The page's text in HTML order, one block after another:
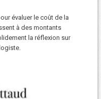
évaluer le coût de la
à des montants
la réflexion sur